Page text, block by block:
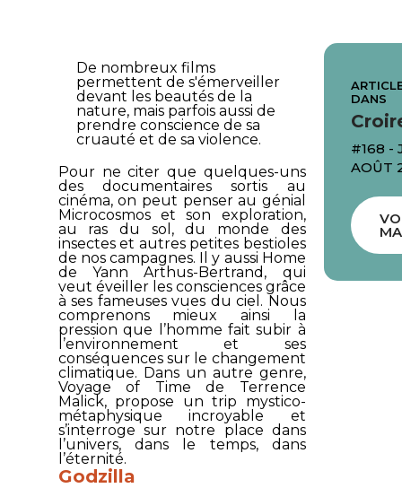
De nombreux films
permettent de s'émerveiller
devant les beautés de la
nature, mais parfois aussi de
prendre conscience de sa
cruauté et de sa violence.
Pour ne citer que quelques-uns
des documentaires sortis au
cinéma, on peut penser au génial
Microcosmoset son exploration,
au ras du sol, du monde des
insectes et autres petites bestioles
de nos campagnes. Il y aussi Home
de Yann Arthus-Bertrand, qui
veut éveiller les consciences grâce
à ses fameuses vues du ciel. Nous
comprenons mieux ainsi la
pression que l’homme fait subir à
l’environnement et ses
conséquences sur le changement
climatique. Dans un autre genre,
Voyage of Time de Terrence
Malick, propose un trip mystico-
métaphysique incroyable et
s’interroge sur notre place dans
l’univers, dans le temps, dans
l’éternité.
Godzilla
DANS
#168 -
AOÛT